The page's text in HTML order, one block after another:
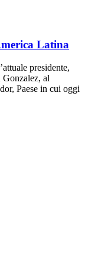
Latina
presidente,
Gonzalez, al
Paese in cui oggi